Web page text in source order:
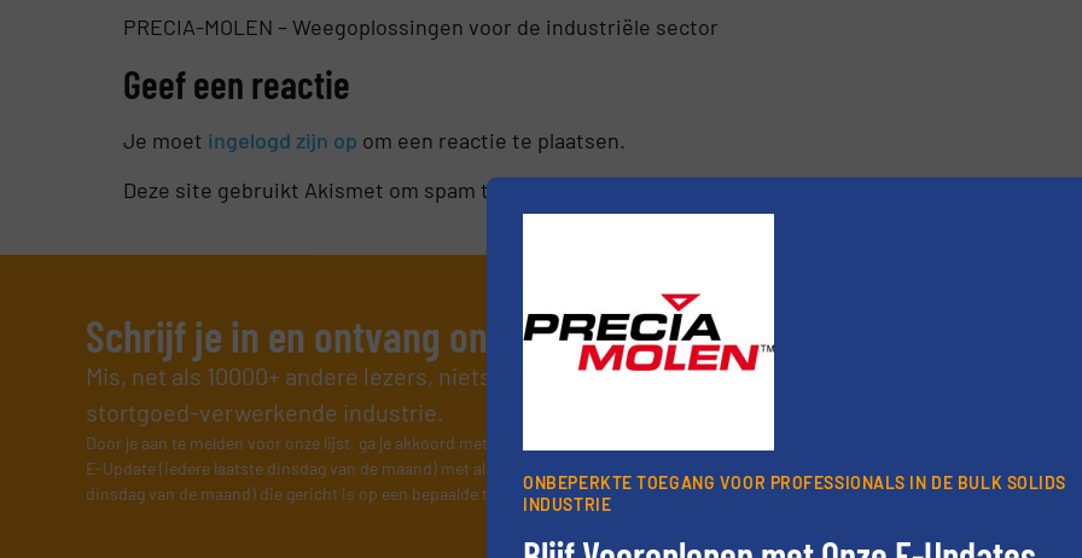
PRECIA-MOLEN – Weegoplossingen voor de industriële sector
Geef een reactie
Je moet ingelogd zijn op om een reactie te plaatsen.
Deze site gebruikt Akismet om spam te verminderen.
Schrijf je in en ontvang ons nieuws
Mis, net als 10000+ andere lezers, niets meer van de (technische) ontwikkelingen binnen de
stortgoed-verwerkende industrie.
Door je aan te melden voor onze lijst, ga je akkoord met onze
E-Update (iedere laatste dinsdag van de maand) met algemene updates uit de branche en één E-Product nieuwsbrief (iedere tweede
dinsdag van de maand) die gericht is op een bepaalde technologie.
ONBEPERKTE TOEGANG VOOR PROFESSIONALS IN DE BULK SOLIDS
INDUSTRIE